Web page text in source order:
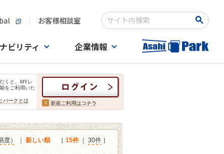
お客様相談室
検索キーワード入力
ビリティ 企業情報
くと、MYレ
をご利用いた
パークとは 新規ご利用はコチラ
度） 新しい順 ［ 15件｜ 30件 ］